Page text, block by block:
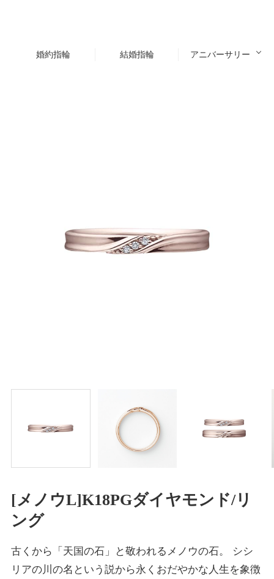
婚約指輪 結婚指輪 アニバーサリー
[メノウL]K18PGダイヤモンド/リ
ング
古くから「天国の石」と敬われるメノウの石。 シシ
リアの川の名という説から永くおだやかな人生を象徴